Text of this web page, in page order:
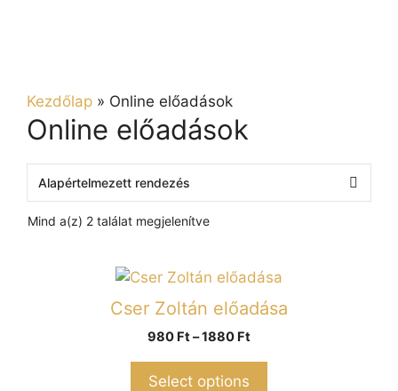
Kezdőlap » Online előadások
Online előadások
Mind a(z) 2 találat megjelenítve
Cser Zoltán előadása
980 Ft–1880 Ft
Select options